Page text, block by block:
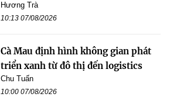
Hương Trà
10:13 07/08/2026
Cà Mau định hình không gian phát
triển xanh từ đô thị đến logistics
Chu Tuấn
10:00 07/08/2026